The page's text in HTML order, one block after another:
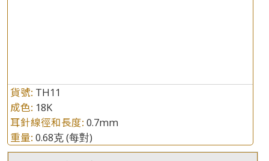
貨號: TH11
成色: 18K
耳針線徑和長度: 0.7mm
重量: 0.68克(每對)